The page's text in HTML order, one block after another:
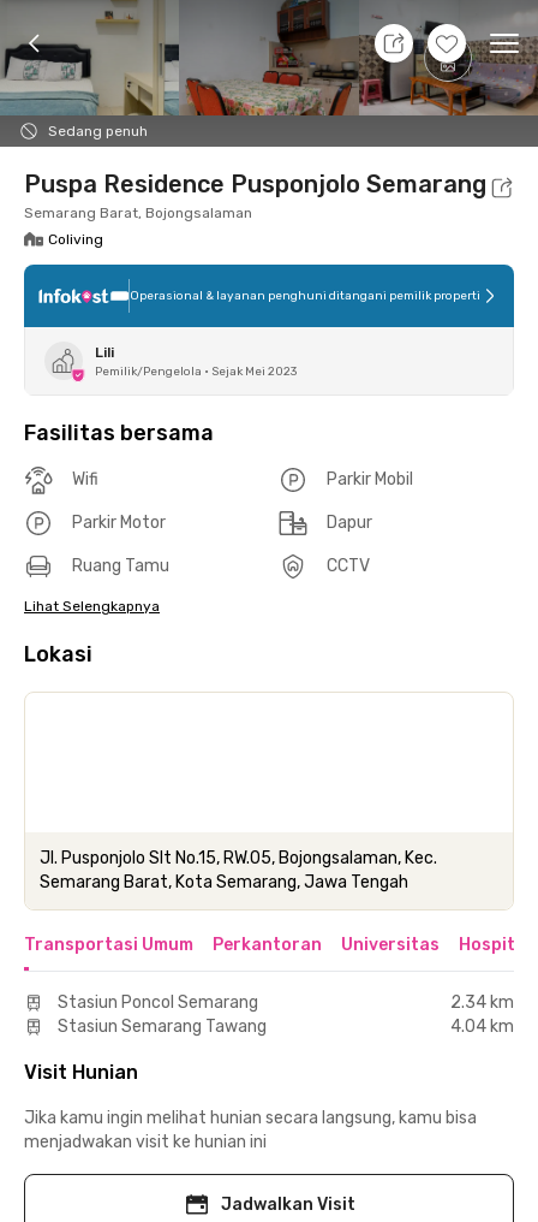
+4
Sedang penuh
8 Agt 26 - Belum tahu
Foto Fasilitas bersama Lokasi Kamar
Puspa Residence Pusponjolo Semarang
Semarang Barat, Bojongsalaman
Coliving
Operasional & layanan penghuni ditangani pemilik properti
Lili
Pemilik/Pengelola • Sejak Mei 2023
Fasilitas bersama
Wifi Parkir Mobil
Parkir Motor Dapur
Ruang Tamu CCTV
Lihat Selengkapnya
Lokasi
Jl. Pusponjolo Slt No.15, RW.05, Bojongsalaman, Kec.
Semarang Barat, Kota Semarang, Jawa Tengah
Transportasi Umum Perkantoran Universitas Hospital
Stasiun Poncol Semarang
2.34 km
Stasiun Semarang Tawang
4.04 km
Visit Hunian
Jika kamu ingin melihat hunian secara langsung, kamu bisa
menjadwakan visit ke hunian ini
Jadwalkan Visit